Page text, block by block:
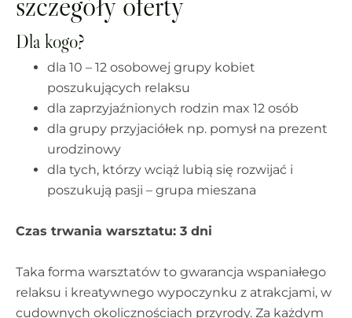
Dla kogo?
dla 10 – 12 osobowej grupy kobiet
poszukujących relaksu
dla zaprzyjaźnionych rodzin max 12 osób
dla grupy przyjaciółek np. pomysł na prezent
urodzinowy
dla tych, którzy wciąż lubią się rozwijać i
poszukują pasji – grupa mieszana
Czas trwania warsztatu: 3 dni
Taka forma warsztatów to gwarancja wspaniałego
relaksu i kreatywnego wypoczynku z atrakcjami, w
cudownych okolicznościach przyrody. Za każdym